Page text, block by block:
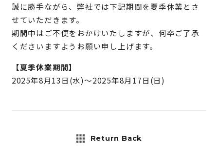
ホームページ制作やリニューアルのご依頼・ご相談など
お気軽にお問い合わせください。
CONTACT
誠に勝手ながら、弊社では下記期間を夏季休業とさ
せていただきます。
期間中はご不便をおかけいたしますが、何卒ご了承
くださいますようお願い申し上げます。
【夏季休業期間】
2025年8月13日(水)～2025年8月17日(日)
Return Back